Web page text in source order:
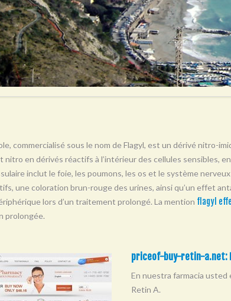
commercialisé sous le nom de Flagyl, est un dérivé nitro-
nitro en dérivés réactifs à l’intérieur des cellules sensibles,
inclut le foie, les poumons, les os et le système
une coloration brun-rouge des urines, ainsi qu’un effet
lors d’un traitement prolongé. La mention flagyl
prolongée.
priceof-buy-retin-a.net:
En nuestra farmacia usted
Retin A.